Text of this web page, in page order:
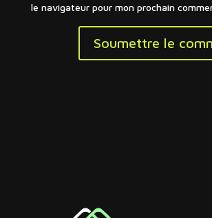
le navigateur pour mon prochain
Soumettre le